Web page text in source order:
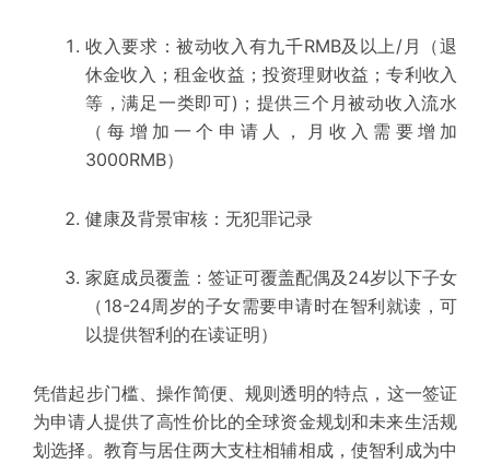
收入要求：被动收入有九千RMB及以上/月（退
休金收入；租金收益；投资理财收益；专利收入
等，满足一类即可)；提供三个月被动收入流水
（每增加一个申请人，月收入需要增加
3000RMB）
健康及背景审核：无犯罪记录
家庭成员覆盖：签证可覆盖配偶及24岁以下子女
（18-24周岁的子女需要申请时在智利就读，可
以提供智利的在读证明）
凭借起步门槛、操作简便、规则透明的特点，这一签证
为申请人提供了高性价比的全球资金规划和未来生活规
划选择。教育与居住两大支柱相辅相成，使智利成为中